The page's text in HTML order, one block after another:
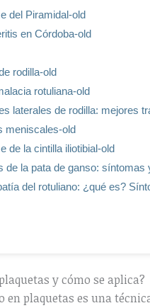
del Piramidal-old
en Córdoba-old
rodilla-old
rotuliana-old
laterales de rodilla: mejores
meniscales-old
de la cintilla iliotibial-old
de la pata de ganso: síntomas
del rotuliano: ¿qué es?
y cómo se aplica?
plaquetas es una